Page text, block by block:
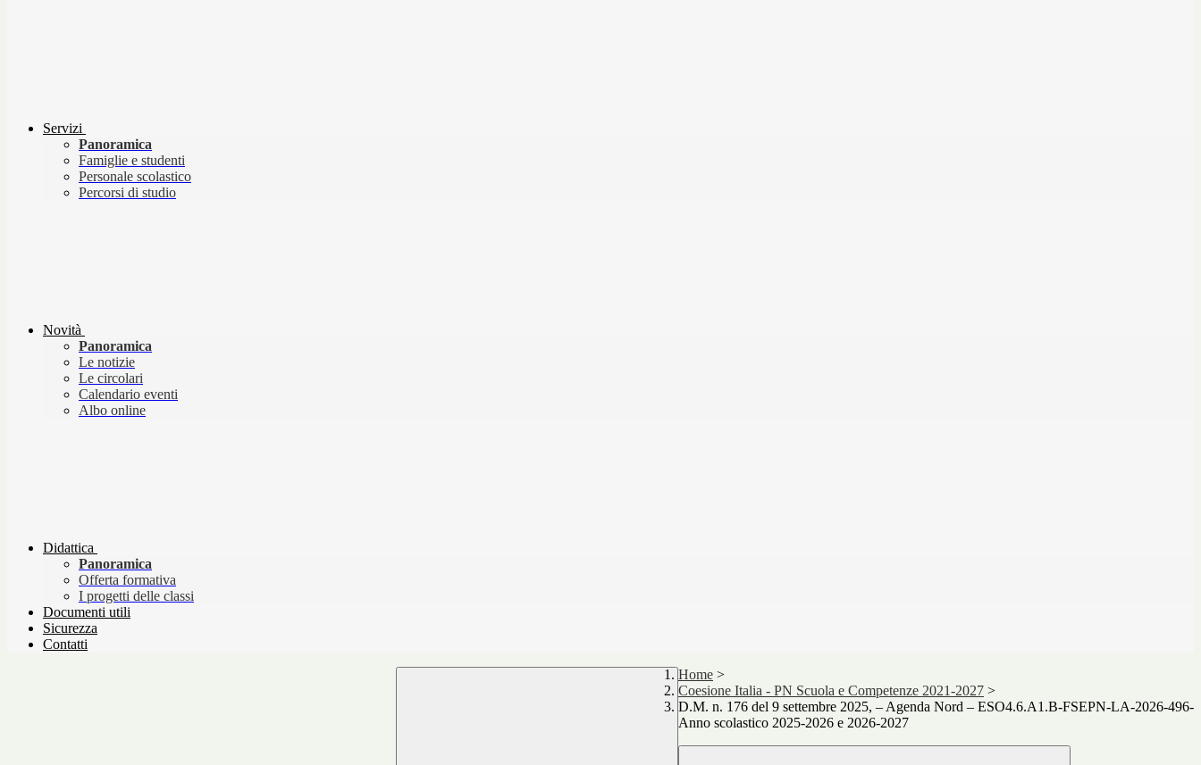
Servizi
Panoramica
Famiglie e studenti
Personale scolastico
Percorsi di studio
Novità
Panoramica
Le notizie
Le circolari
Calendario eventi
Albo online
Didattica
Panoramica
Offerta formativa
I progetti delle classi
Documenti utili
Sicurezza
Contatti
Home >
Coesione Italia - PN Scuola e Competenze 2021-2027 >
D.M. n. 176 del 9 settembre 2025, – Agenda Nord – ESO4.6.A1.B-FSEPN-LA-2026-496-
Anno scolastico 2025-2026 e 2026-2027